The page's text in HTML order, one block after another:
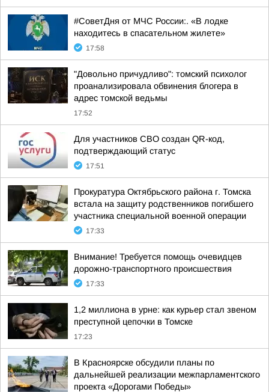
#СоветДня от МЧС России:. «В лодке
находитесь в спасательном жилете»
17:58
"Довольно причудливо": томский психолог
проанализировала обвинения блогера в
адрес томской ведьмы
17:52
Для участников СВО создан QR-код,
подтверждающий статус
17:51
Прокуратура Октябрьского района г. Томска
встала на защиту родственников погибшего
участника специальной военной операции
17:33
Внимание! Требуется помощь очевидцев
дорожно-транспортного происшествия
17:33
1,2 миллиона в урне: как курьер стал звеном
преступной цепочки в Томске
17:23
В Красноярске обсудили планы по
дальнейшей реализации межпарламентского
проекта «Дорогами Победы»